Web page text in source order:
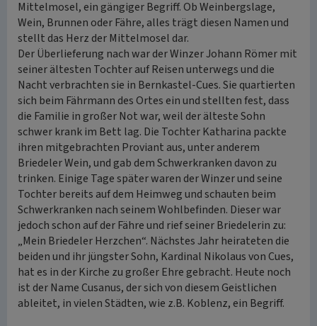
Mittelmosel, ein gängiger Begriff. Ob Weinbergslage,
Wein, Brunnen oder Fähre, alles trägt diesen Namen und
stellt das Herz der Mittelmosel dar.
Der Überlieferung nach war der Winzer Johann Römer mit
seiner ältesten Tochter auf Reisen unterwegs und die
Nacht verbrachten sie in Bernkastel-Cues. Sie quartierten
sich beim Fährmann des Ortes ein und stellten fest, dass
die Familie in großer Not war, weil der älteste Sohn
schwer krank im Bett lag. Die Tochter Katharina packte
ihren mitgebrachten Proviant aus, unter anderem
Briedeler Wein, und gab dem Schwerkranken davon zu
trinken. Einige Tage später waren der Winzer und seine
Tochter bereits auf dem Heimweg und schauten beim
Schwerkranken nach seinem Wohlbefinden. Dieser war
jedoch schon auf der Fähre und rief seiner Briedelerin zu:
„Mein Briedeler Herzchen“. Nächstes Jahr heirateten die
beiden und ihr jüngster Sohn, Kardinal Nikolaus von Cues,
hat es in der Kirche zu großer Ehre gebracht. Heute noch
ist der Name Cusanus, der sich von diesem Geistlichen
ableitet, in vielen Städten, wie z.B. Koblenz, ein Begriff.